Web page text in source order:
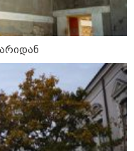
2026
ბარამიძემ რაღაც
ჩამოაყალიბა,
არ
წიხლი ივანიშვილის
დაფუძნებული